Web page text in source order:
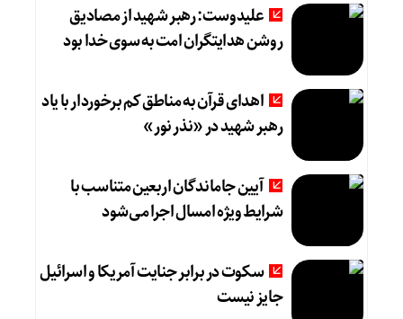
علیدوست: رهبر شهید از مصادیق
روشن هدایتگران امت به سوی خدا بود
اهدای قرآن به مناطق کم برخوردار با یاد
رهبر شهید در «نذر نور»
آیین جاماندگان اربعین متناسب با
شرایط ویژه امسال اجرا می‌شود
سکوت در برابر جنایت آمریکا و اسرائیل
جایز نیست